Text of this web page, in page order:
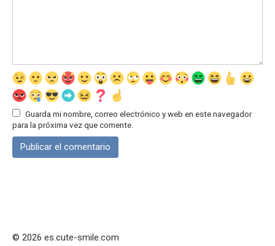
Guarda mi nombre, correo electrónico y web en este navegador
para la próxima vez que comente.
© 2026 es.cute-smile.com